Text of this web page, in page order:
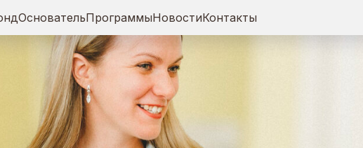
ОсновательПрограммыНовостиКонтакты